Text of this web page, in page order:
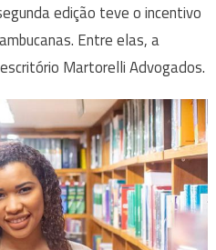
edição teve o incentivo
Entre elas, a
Martorelli Advogados.